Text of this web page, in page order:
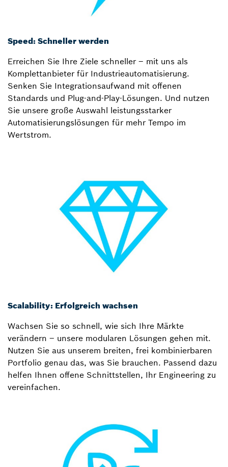
Speed: Schneller werden
Erreichen Sie Ihre Ziele schneller – mit uns als
Komplettanbieter für Industrieautomatisierung.
Senken Sie Integrationsaufwand mit offenen
Standards und Plug-and-Play-Lösungen. Und nutzen
Sie unsere große Auswahl leistungsstarker
Automatisierungslösungen für mehr Tempo im
Wertstrom.
Scalability: Erfolgreich wachsen
Wachsen Sie so schnell, wie sich Ihre Märkte
verändern – unsere modularen Lösungen gehen mit.
Nutzen Sie aus unserem breiten, frei kombinierbaren
Portfolio genau das, was Sie brauchen. Passend dazu
helfen Ihnen offene Schnittstellen, Ihr Engineering zu
vereinfachen.